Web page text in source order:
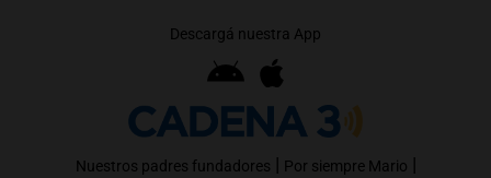
Descargá nuestra App
Nuestros padres fundadores | Por siempre Mario |